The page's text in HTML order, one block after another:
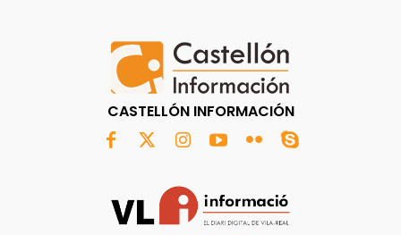
CASTELLÓN INFORMACIÓN